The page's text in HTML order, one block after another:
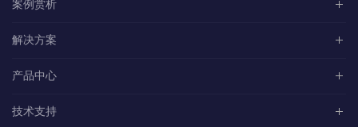
案例赏析
解决方案
产品中心
技术支持